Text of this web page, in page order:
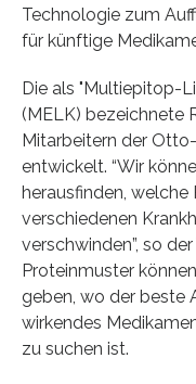
Technologie zum
für künftige
Die als "Multiepitop-
(MELK) bezeichnete
Mitarbeitern der
entwickelt. “Wir
herausfinden,
verschiedenen
verschwinden”, so
Proteinmuster
geben, wo der beste
wirkendes
zu suchen ist.